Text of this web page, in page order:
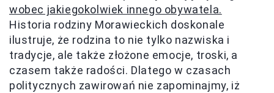
wobec jakiegokolwiek innego obywatela.
Historia rodziny Morawieckich doskonale
ilustruje, że rodzina to nie tylko nazwiska i
tradycje, ale także złożone emocje, troski, a
czasem także radości. Dlatego w czasach
politycznych zawirowań nie zapominajmy, iż